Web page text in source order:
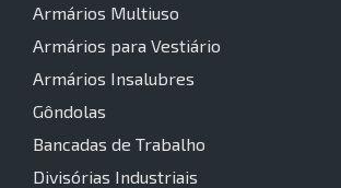
Armários Multiuso
Armários para Vestiário
Armários Insalubres
Gôndolas
Bancadas de Trabalho
Divisórias Industriais